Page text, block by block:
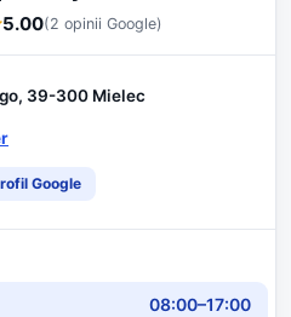
5.00(2 opinii Google)
39-300 Mielec
Google
08:00–17:00